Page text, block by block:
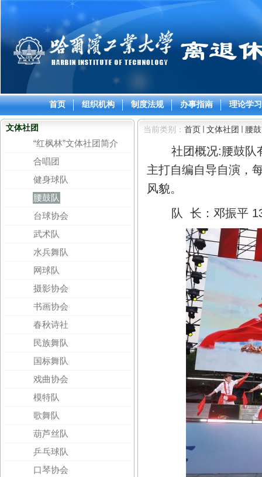
首页 组织机构 制度法规 办事指南 理论学习
文体社团
“红枫林”文体社团简介
合唱团
健身球队
腰鼓队
台球协会
武术队
水兵舞队
网球队
摄影协会
书画协会
春秋诗社
民族舞队
国标舞队
戏曲协会
模特队
歌舞队
葫芦丝队
乒乓球队
口琴协会
当前类别： 首页 文体社团 腰
社团概况:腰鼓队
主打自编自导自演，
风貌。
队 长：邓振平